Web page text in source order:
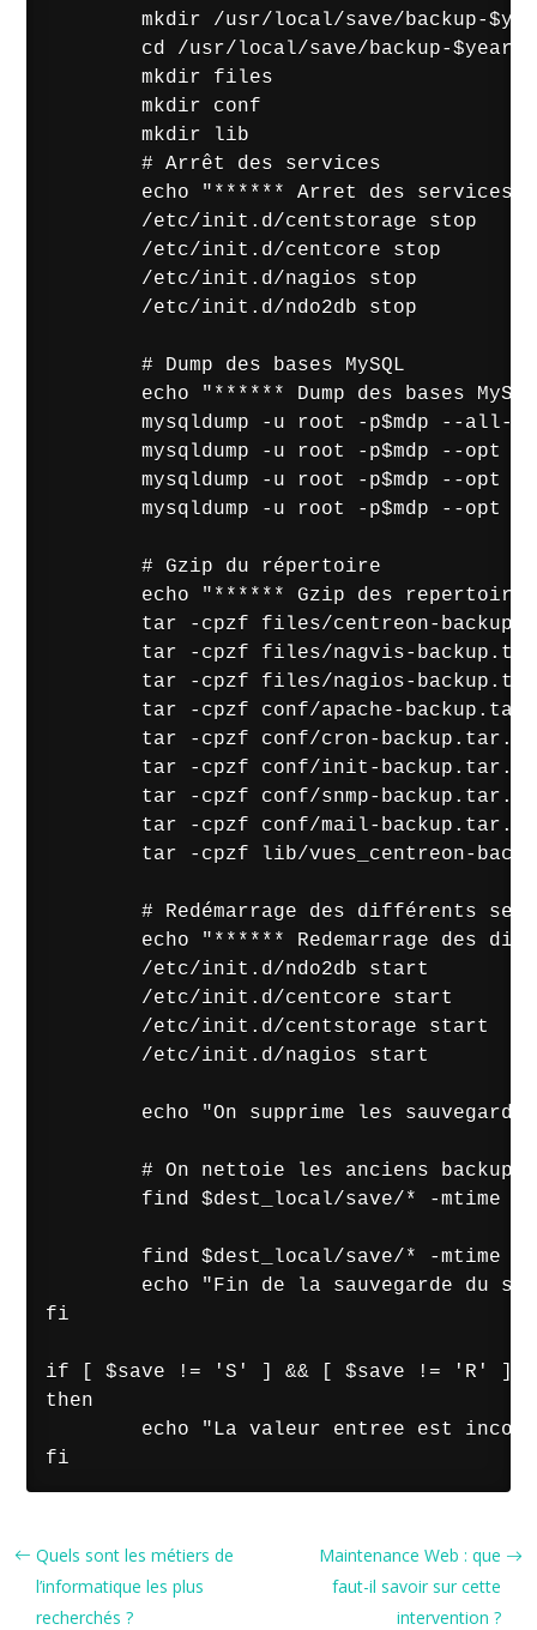
mkdir /usr/local/save/backup-
cd /usr/local/save/backup-
        mkdir files
        mkdir conf
        mkdir lib
        # Arrêt des services
echo "****** Arret des
        /etc/init.d/centstorage stop
        /etc/init.d/centcore stop
        /etc/init.d/nagios stop
        /etc/init.d/ndo2db stop
        # Dump des bases MySQL
echo "****** Dump des bases
mysqldump -u root -p$mdp --all-
mysqldump -u root -p$mdp --opt
mysqldump -u root -p$mdp --opt
mysqldump -u root -p$mdp --opt
        # Gzip du répertoire
echo "****** Gzip des
tar -cpzf files/centreon-
tar -cpzf files/nagvis-
tar -cpzf files/nagios-
tar -cpzf conf/apache-
tar -cpzf conf/cron-
tar -cpzf conf/init-
tar -cpzf conf/snmp-
tar -cpzf conf/mail-
tar -cpzf lib/vues_centreon-
# Redémarrage des différents
echo "****** Redemarrage des
        /etc/init.d/ndo2db start
        /etc/init.d/centcore start
        /etc/init.d/centstorage start
        /etc/init.d/nagios start
echo "On supprime les
# On nettoie les anciens
find $dest_local/save/* -mtime
find $dest_local/save/* -mtime
echo "Fin de la sauvegarde du
fi
if [ $save != 'S' ] && [ $save != 'R' ]
then
echo "La valeur entree est
fi
Quels sont les métiers de
l’informatique les plus
recherchés ?
Maintenance Web : que
faut-il savoir sur cette
intervention ?